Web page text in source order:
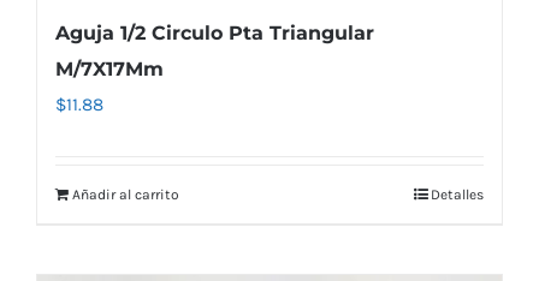
Aguja 1/2 Circulo Pta Triangular
M/7X17Mm
$11.88
Añadir al carrito Detalles